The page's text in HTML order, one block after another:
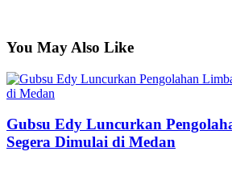
You May Also Like
Gubsu Edy Luncurkan
Segera Dimulai di Medan